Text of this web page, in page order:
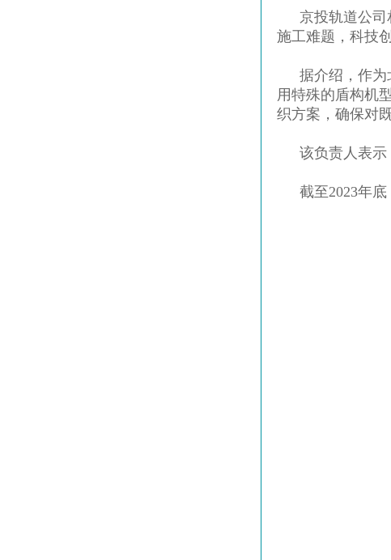
京投轨道公
施工难题，科技
据介绍，作
用特殊的盾构机
织方案，确保对
该负责人表示
截至2023年